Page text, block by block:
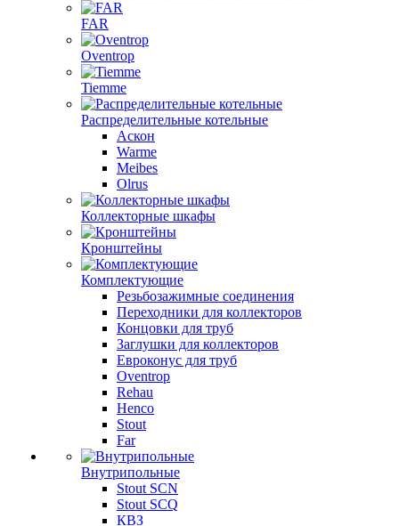
FAR
Oventrop
Tiemme
Распределительные котельные
Аскон
Warme
Meibes
Olrus
Коллекторные шкафы
Кронштейны
Комплектующие
Резьбозажимные соединения
Переходники для коллекторов
Концовки для труб
Заглушки для коллекторов
Евроконус для труб
Oventrop
Rehau
Henco
Stout
Far
Внутрипольные
Stout SCN
Stout SCQ
КВЗ